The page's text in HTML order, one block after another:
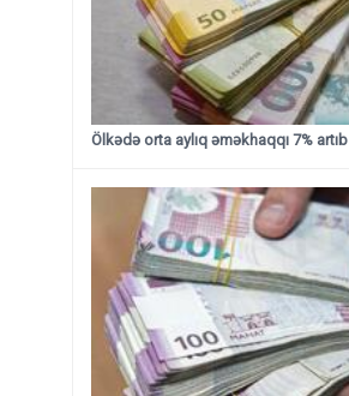
Ölkədə orta aylıq əməkhaqqı 7% artıb